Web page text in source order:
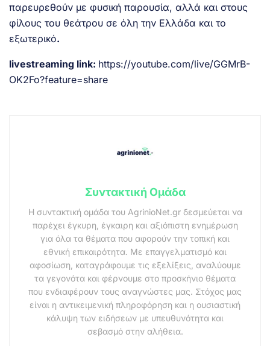
παρευρεθούν με φυσική παρουσία, αλλά και στους
φίλους του θεάτρου σε όλη την Ελλάδα και το
εξωτερικό.
livestreaming link: https://youtube.com/live/GGMrB-
OK2Fo?feature=share
Συντακτική Ομάδα
Η συντακτική ομάδα του AgrinioNet.gr δεσμεύεται να
παρέχει έγκυρη, έγκαιρη και αξιόπιστη ενημέρωση
για όλα τα θέματα που αφορούν την τοπική και
εθνική επικαιρότητα. Με επαγγελματισμό και
αφοσίωση, καταγράφουμε τις εξελίξεις, αναλύουμε
τα γεγονότα και φέρνουμε στο προσκήνιο θέματα
που ενδιαφέρουν τους αναγνώστες μας. Στόχος μας
είναι η αντικειμενική πληροφόρηση και η ουσιαστική
κάλυψη των ειδήσεων με υπευθυνότητα και
σεβασμό στην αλήθεια.